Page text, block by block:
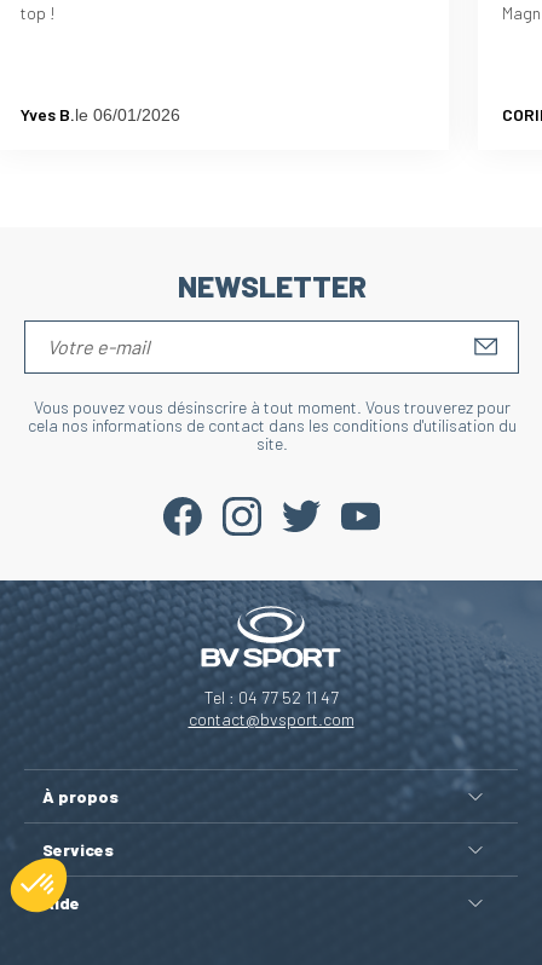
top !
Yves B.le 06/01/2026
NEWSLETTER
Vous pouvez vous désinscrire à tout moment. Vous trouverez pour
cela nos informations de contact dans les conditions d'utilisation du
site.
Tel : 04 77 52 11 47
contact@bvsport.com
À propos
Services
Aide